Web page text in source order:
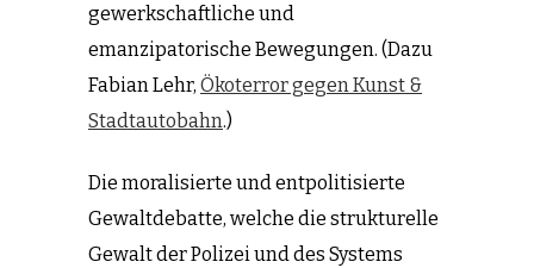
gewerkschaftliche und
emanzipatorische Bewegungen. (Dazu
Fabian Lehr, Ökoterror gegen Kunst &
Stadtautobahn.)
Die moralisierte und entpolitisierte
Gewaltdebatte, welche die strukturelle
Gewalt der Polizei und des Systems